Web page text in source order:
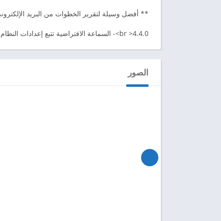
** أفضل وسيلة لتقرير الخطوات من البريد
4.4.0< br>- السماعة الافتراضية تتبع إعدادات النظام التلقائي. يمكنك تغييره في إعدادات السماعة.
الصور